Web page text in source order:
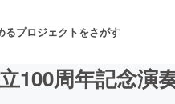
るプロジェクトをさがす
100周年記念演